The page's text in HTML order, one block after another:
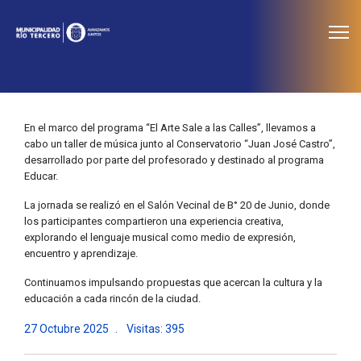
En el marco del programa “El Arte Sale a las Calles”, llevamos a
cabo un taller de música junto al Conservatorio “Juan José Castro”,
desarrollado por parte del profesorado y destinado al programa
Educar.
La jornada se realizó en el Salón Vecinal de B° 20 de Junio, donde
los participantes compartieron una experiencia creativa,
explorando el lenguaje musical como medio de expresión,
encuentro y aprendizaje.
Continuamos impulsando propuestas que acercan la cultura y la
educación a cada rincón de la ciudad.
27 Octubre 2025 Visitas: 395